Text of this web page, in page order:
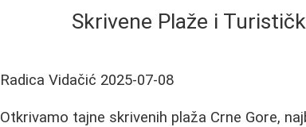
Skrivene Plaže i
Radica Vidačić 2025-07-08
Otkrivamo tajne skrivenih plaža Crne Gore,